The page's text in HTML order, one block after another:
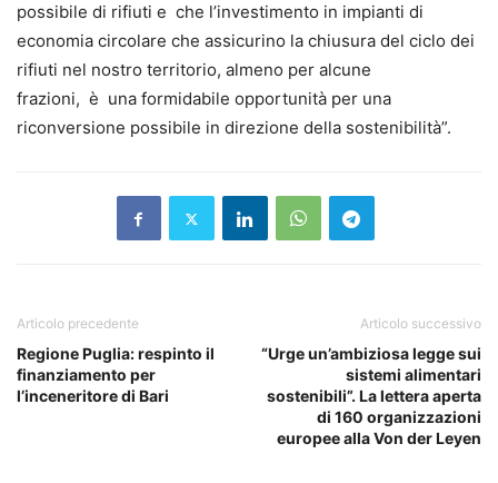
possibile di rifiuti e che l’investimento in impianti di
economia circolare che assicurino la chiusura del ciclo dei
rifiuti nel nostro territorio, almeno per alcune
frazioni, è una formidabile opportunità per una
riconversione possibile in direzione della sostenibilità”.
Articolo precedente
Regione Puglia: respinto il
finanziamento per
l’inceneritore di Bari
Articolo successivo
“Urge un’ambiziosa legge sui
sistemi alimentari
sostenibili”. La lettera aperta
di 160 organizzazioni
europee alla Von der Leyen